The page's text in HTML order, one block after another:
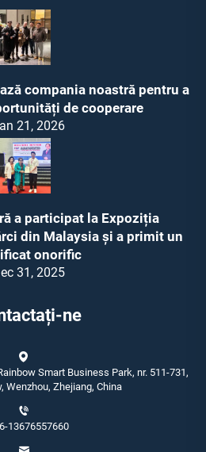
compania noastră pentru a
de cooperare
21, 2026
a participat la Expoziția
din Malaysia și a primit un
onorific
31, 2025
ne
Smart Business Park, nr. 511-731,
Wenzhou, Zhejiang, China
13676557660